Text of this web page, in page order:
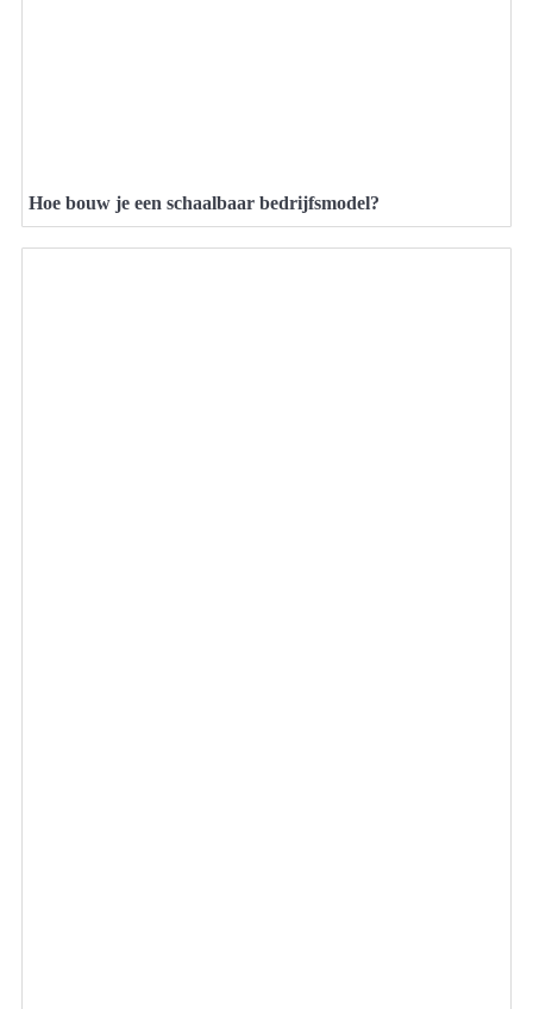
Hoe bouw je een schaalbaar bedrijfsmodel?